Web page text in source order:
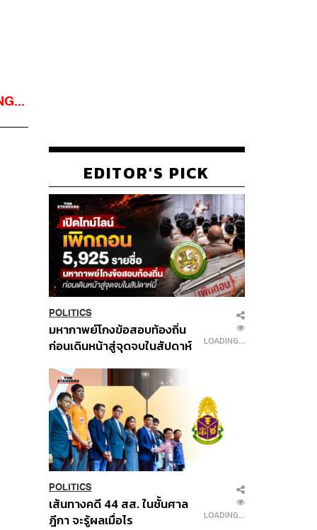
EDITOR'S PICK
POLITICS
มหากาพย์โกงข้อสอบท้องถิ่น
ก่อนเดินหน้าสู่จุดจบในสัปดาห์
LOADING...
POLITICS
เส้นทางคดี 44 สส. ในชั้นศาล
ฎีกา จะรู้ผลเมื่อไร
LOADING...